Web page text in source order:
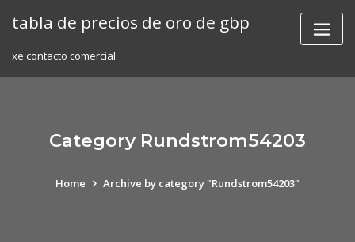
tabla de precios de oro de gbp
xe contacto comercial
Category Rundstrom54203
Home Archive by category "Rundstrom54203"